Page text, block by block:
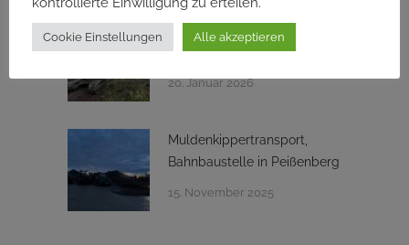
Rodungsarbeiten in
Peißenberg
20. Januar 2026
Muldenkippertransport,
Bahnbaustelle in Peißenberg
15. November 2025
Cookie Einstellungen Alle akzeptieren